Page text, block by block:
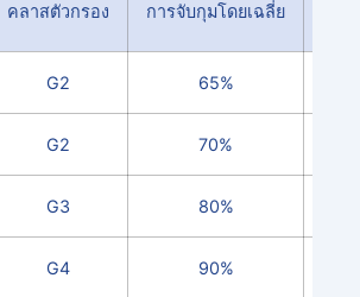
คลาสตัวกรอง การจับกุมโดยเฉลี่ย
G2 65%
G2 70%
G3 80%
G4 90%